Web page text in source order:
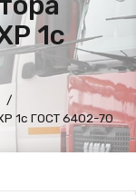
1c
1c ГОСТ 6402-70